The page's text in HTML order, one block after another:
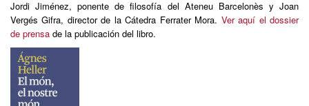
Jordi Jiménez, ponente de filosofía del Ateneu Barcelonès y Joan
Vergés Gifra, director de la Cátedra Ferrater Mora. Ver aquí el dossier
de prensa de la publicación del libro.